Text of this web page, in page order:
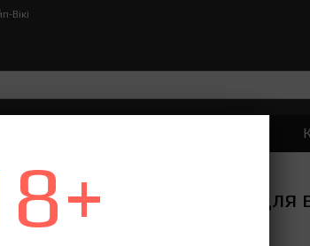
Вікі
Сигарет , Заправка для